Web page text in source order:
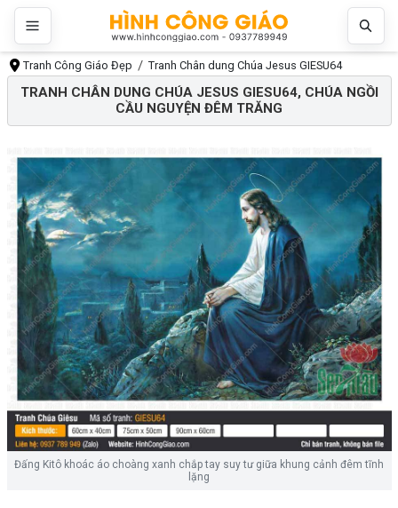
Tranh Công Giáo Đẹp Tranh Chân dung Chúa Jesus GIESU64
TRANH CHÂN DUNG CHÚA JESUS GIESU64, CHÚA NGỒI
CẦU NGUYỆN ĐÊM TRĂNG
Đấng Kitô khoác áo choàng xanh chắp tay suy tư giữa khung cảnh đêm tĩnh
lặng